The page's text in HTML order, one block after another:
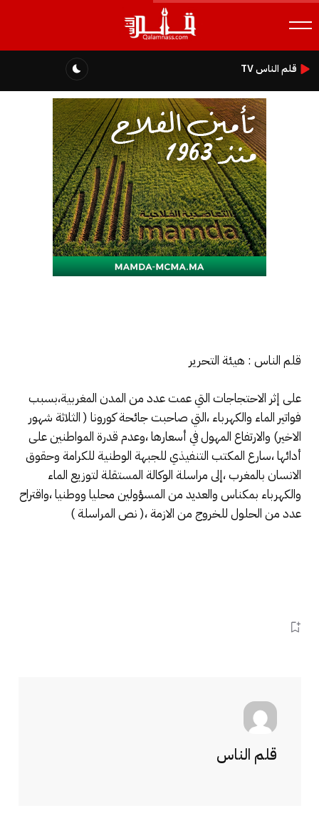
قلم الناس TV
قلم الناس : هيئة التحرير
على إثر الاحتجاجات التي عمت عدد من المدن المغربية،بسبب
فواتير الماء والكهرباء ،التي صاحبت جائحة كورونا ( الثلاثة شهور
الاخير) والارتفاع المهول في أسعارها ،وعدم قدرة المواطنين على
أدائها ،سارع المكتب التنفيذي للجبهة الوطنية للكرامة وحقوق
الانسان بالمغرب ،إلى مراسلة الوكالة المستقلة لتوزيع الماء
والكهرباء بمكناس والعديد من المسؤولين محليا ووطنيا ،واقتراح
عدد من الحلول للخروج من الازمة ،( نص المراسلة )
قلم الناس